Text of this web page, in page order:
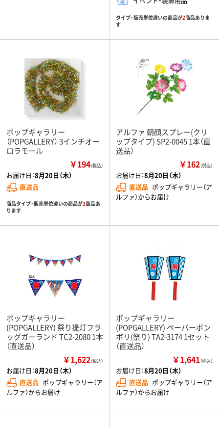
タイプ・販売単位違いの商品が2商品ありま
す
ポップギャラリー
（POPGALLERY） 3インチオー
ロラモール
￥194（税込）
お届け日：8月20日（木）
直送品
商品タイプ・販売単位違いの商品が2商品あ
ります
アルファ 朝顔スプレー(クリ
ップタイプ) SP2-0045 1本（直
送品）
￥162（税込）
お届け日：8月20日（木）
直送品 ポップギャラリー（ア
ルファ）からお届け
ポップギャラリー
(POPGALLERY) 祭り提灯フラ
ッグガーランド TC2-2080 1本
（直送品）
￥1,622（税込）
お届け日：8月20日（木）
直送品 ポップギャラリー（ア
ルファ）からお届け
ポップギャラリー
(POPGALLERY) ペーパーボン
ボリ(祭り) TA2-3174 1セット
（直送品）
￥1,641（税込）
お届け日：8月20日（木）
直送品 ポップギャラリー（ア
ルファ）からお届け